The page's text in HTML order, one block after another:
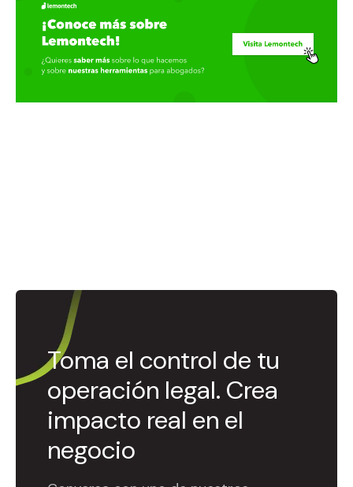
Toma el control de tu
operación legal. Crea
impacto real en el
negocio